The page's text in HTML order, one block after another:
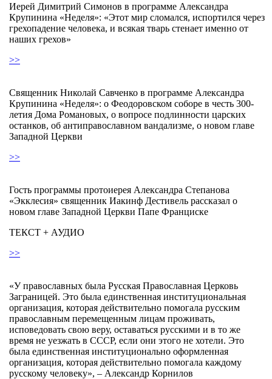
Иерей Димитрий Симонов в программе Александра
Крупинина «Неделя»: «Этот мир сломался, испортился через
грехопадение человека, и всякая тварь стенает именно от
наших грехов»
>>
Священник Николай Савченко в программе Александра
Крупинина «Неделя»: о Феодоровском соборе в честь 300-
летия Дома Романовых, о вопросе подлинности царских
останков, об антиправославном вандализме, о новом главе
Западной Церкви
>>
Гость программы протоиерея Александра Степанова
«Экклесия» священник Иакинф Дестивель рассказал о
новом главе Западной Церкви Папе Франциске
ТЕКСТ + АУДИО
>>
«У православных была Русская Православная Церковь
Заграницей. Это была единственная институциональная
организация, которая действительно помогала русским
православным перемещенным лицам проживать,
исповедовать свою веру, оставаться русскими и в то же
время не уезжать в СССР, если они этого не хотели. Это
была единственная институционально оформленная
организация, которая действительно помогала каждому
русскому человеку», – Александр Корнилов